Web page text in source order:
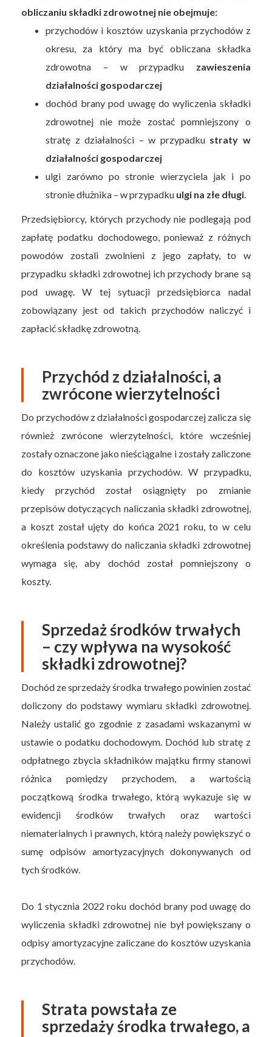
obliczaniu składki zdrowotnej nie obejmuje:
przychodów i kosztów uzyskania przychodów z
okresu, za który ma być obliczana składka
zdrowotna – w przypadku zawieszenia
działalności gospodarczej
dochód brany pod uwagę do wyliczenia składki
zdrowotnej nie może zostać pomniejszony o
stratę z działalności – w przypadku straty w
działalności gospodarczej
ulgi zarówno po stronie wierzyciela jak i po
stronie dłużnika – w przypadku ulgi na złe długi
Przedsiębiorcy, których przychody nie podlegają pod
zapłatę podatku dochodowego, ponieważ z różnych
powodów zostali zwolnieni z jego zapłaty, to w
przypadku składki zdrowotnej ich przychody brane są
pod uwagę. W tej sytuacji przedsiębiorca nadal
zobowiązany jest od takich przychodów naliczyć i
zapłacić składkę zdrowotną.
Przychód z działalności, a
zwrócone wierzytelności
Do przychodów z działalności gospodarczej zalicza się
również zwrócone wierzytelności, które wcześniej
zostały oznaczone jako nieściągalne i zostały zaliczone
do kosztów uzyskania przychodów. W przypadku,
kiedy przychód został osiągnięty po zmianie
przepisów dotyczących naliczania składki zdrowotnej,
a koszt został ujęty do końca 2021 roku, to w celu
określenia podstawy do naliczania składki zdrowotnej
wymaga się, aby dochód został pomniejszony o
koszty.
Sprzedaż środków trwałych
– czy wpływa na wysokość
składki zdrowotnej?
Dochód ze sprzedaży środka trwałego powinien zostać
doliczony do podstawy wymiaru składki zdrowotnej.
Należy ustalić go zgodnie z zasadami wskazanymi w
ustawie o podatku dochodowym. Dochód lub stratę z
odpłatnego zbycia składników majątku firmy stanowi
różnica pomiędzy przychodem, a wartością
początkową środka trwałego, którą wykazuje się w
ewidencji środków trwałych oraz wartości
niematerialnych i prawnych, którą należy powiększyć o
sumę odpisów amortyzacyjnych dokonywanych od
tych środków.
Do 1 stycznia 2022 roku dochód brany pod uwagę do
wyliczenia składki zdrowotnej nie był powiększany o
odpisy amortyzacyjne zaliczane do kosztów uzyskania
przychodów.
Strata powstała ze
sprzedaży środka trwałego, a